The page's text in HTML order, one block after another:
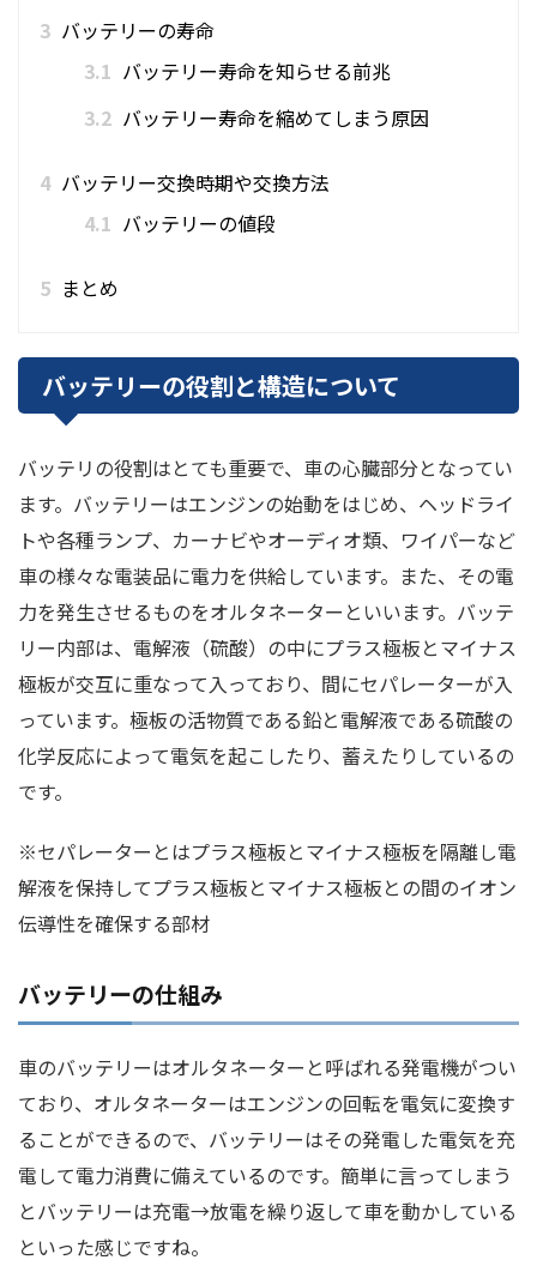
3 バッテリーの寿命
3.1 バッテリー寿命を知らせる前兆
3.2 バッテリー寿命を縮めてしまう原因
4 バッテリー交換時期や交換方法
4.1 バッテリーの値段
5 まとめ
バッテリーの役割と構造について
バッテリの役割はとても重要で、車の心臓部分となってい
ます。バッテリーはエンジンの始動をはじめ、ヘッドライ
トや各種ランプ、カーナビやオーディオ類、ワイパーなど
車の様々な電装品に電力を供給しています。また、その電
力を発生させるものをオルタネーターといいます。バッテ
リー内部は、電解液（硫酸）の中にプラス極板とマイナス
極板が交互に重なって入っており、間にセパレーターが入
っています。極板の活物質である鉛と電解液である硫酸の
化学反応によって電気を起こしたり、蓄えたりしているの
です。
※セパレーターとはプラス極板とマイナス極板を隔離し電
解液を保持してプラス極板とマイナス極板との間のイオン
伝導性を確保する部材
バッテリーの仕組み
車のバッテリーはオルタネーターと呼ばれる発電機がつい
ており、オルタネーターはエンジンの回転を電気に変換す
ることができるので、バッテリーはその発電した電気を充
電して電力消費に備えているのです。簡単に言ってしまう
とバッテリーは充電→放電を繰り返して車を動かしている
といった感じですね。